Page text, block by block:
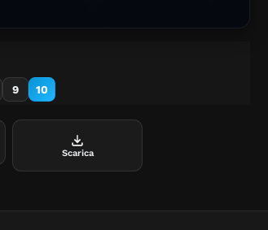
9 10
Scarica